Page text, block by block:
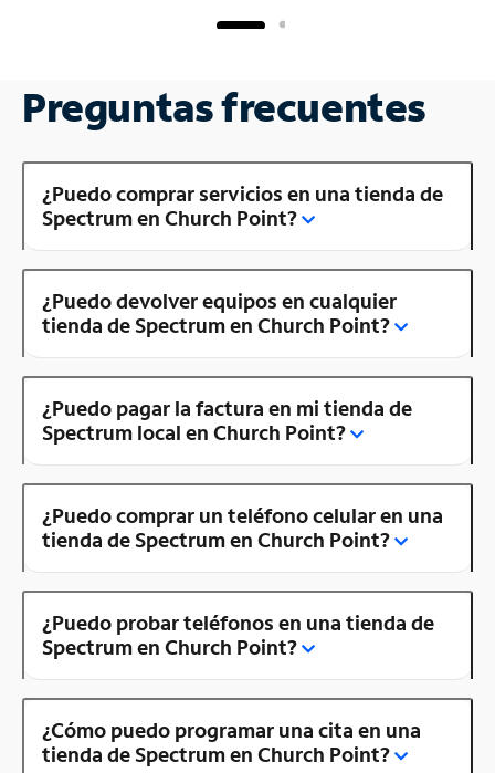
Preguntas frecuentes
¿Puedo comprar servicios en una tienda de
Spectrum en Church Point?
¿Puedo devolver equipos en cualquier
tienda de Spectrum en Church Point?
¿Puedo pagar la factura en mi tienda de
Spectrum local en Church Point?
¿Puedo comprar un teléfono celular en una
tienda de Spectrum en Church Point?
¿Puedo probar teléfonos en una tienda de
Spectrum en Church Point?
¿Cómo puedo programar una cita en una
tienda de Spectrum en Church Point?